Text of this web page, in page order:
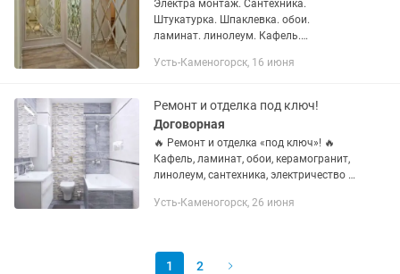
Электра монтаж. Сантехника.
Штукатурка. Шпаклевка. обои.
ламинат. линолеум. Кафель.
потолок. Установка люстру и галогены
Усть-Каменогорск, 16 июня
Ремонт и отделка под ключ!
Договорная
🔥 Ремонт и отделка «под ключ»! 🔥
Кафель, ламинат, обои, керамогранит,
линолеум, сантехника, электричество –
Скидка для пенсионеров! ✨ Делаем на
Усть-Каменогорск, 26 июня
1 2